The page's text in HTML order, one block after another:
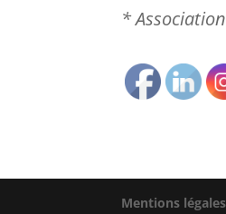
*
Mentions légales